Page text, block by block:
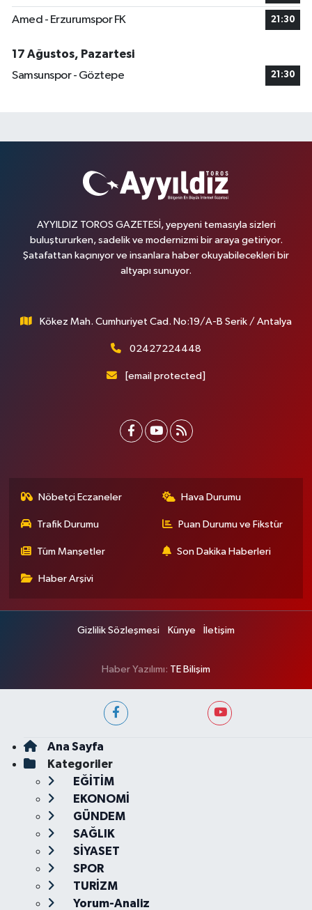
Amed - Erzurumspor FK 21:30
17 Ağustos, Pazartesi
Samsunspor - Göztepe
21:30
AYYILDIZ TOROS GAZETESİ, yepyeni temasıyla sizleri
buluştururken, sadelik ve modernizmi bir araya getiriyor.
Şatafattan kaçınıyor ve insanlara haber okuyabilecekleri bir
altyapı sunuyor.
Kökez Mah. Cumhuriyet Cad. No:19/A-B Serik / Antalya
02427224448
[email protected]
Nöbetçi Eczaneler Hava Durumu
Trafik Durumu Puan Durumu ve Fikstür
Tüm Manşetler Son Dakika Haberleri
Haber Arşivi
Gizlilik Sözleşmesi Künye İletişim
Haber Yazılımı: TE Bilişim
Ana Sayfa
Kategoriler
EĞİTİM
EKONOMİ
GÜNDEM
SAĞLIK
SİYASET
SPOR
TURİZM
Yorum-Analiz